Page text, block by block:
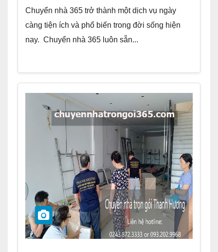
Chuyển nhà 365 trở thành một dịch vụ ngày
càng tiện ích và phổ biến trong đời sống hiện
nay. Chuyển nhà 365 luôn sẵn...